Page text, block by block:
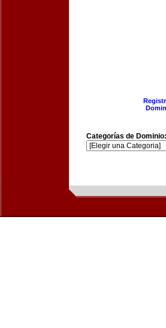
Categorías de Dominio: